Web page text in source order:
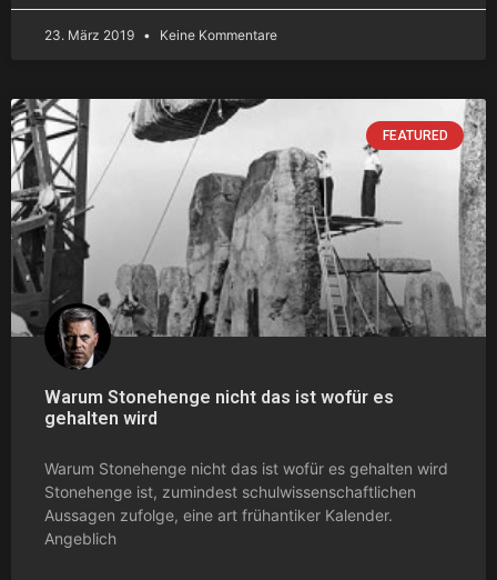
23. März 2019 Keine Kommentare
FEATURED
Warum Stonehenge nicht das ist wofür es
gehalten wird
Warum Stonehenge nicht das ist wofür es gehalten wird
Stonehenge ist, zumindest schulwissenschaftlichen
Aussagen zufolge, eine art frühantiker Kalender.
Angeblich